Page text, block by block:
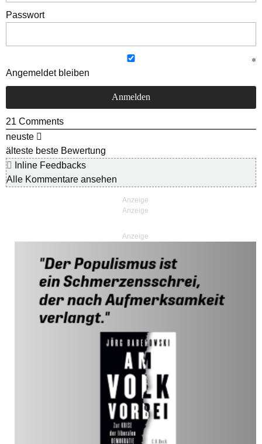
Passwort
Angemeldet bleiben
21 Comments
neuste
älteste beste Bewertung
Inline Feedbacks
Alle Kommentare ansehen
Anzeige